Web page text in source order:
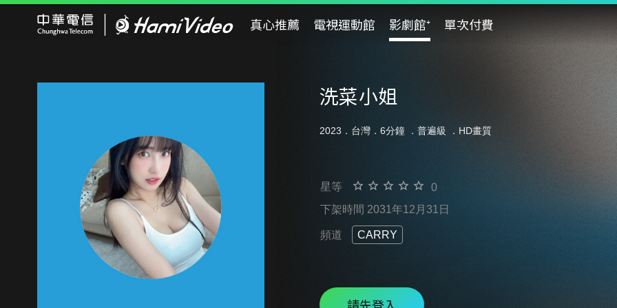
真心推薦 電視運動館 影劇館⁺ 單次付費
洗菜小姐
2023．台灣．6分鐘 ． 普遍級 ．HD畫質
星等
0
下架時間 2031年12月31日
頻道 CARRY